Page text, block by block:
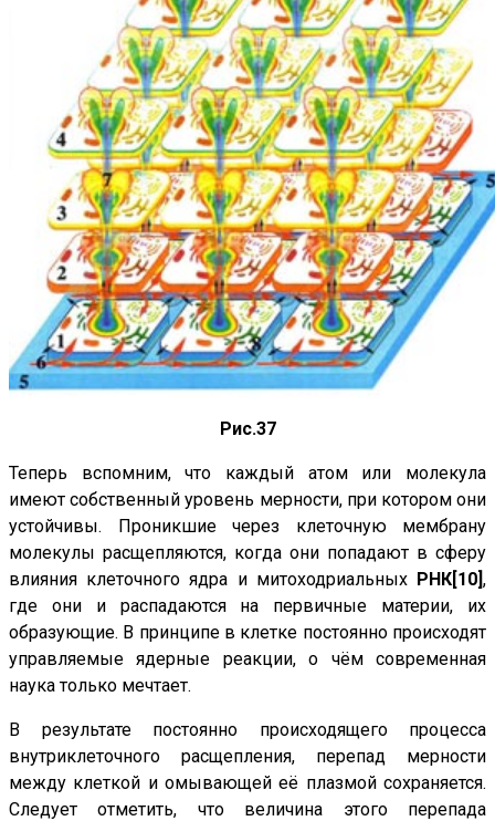
Рис.37
Теперь вспомним, что каждый атом или молекула
имеют собственный уровень мерности, при котором они
устойчивы. Проникшие через клеточную мембрану
молекулы расщепляются, когда они попадают в сферу
влияния клеточного ядра и митоходриальныхРНК[10],
где они и распадаются на первичные материи, их
образующие. В принципе в клетке постоянно происходят
управляемые ядерные реакции, о чём современная
наука только мечтает.
В результате постоянно происходящего процесса
внутриклеточного расщепления, перепад мерности
между клеткой и омывающей её плазмой сохраняется.
Следует отметить, что величина этого перепада